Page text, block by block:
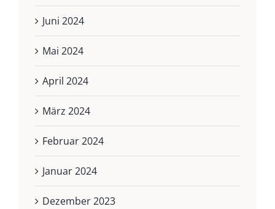
Juni 2024
Mai 2024
April 2024
März 2024
Februar 2024
Januar 2024
Dezember 2023